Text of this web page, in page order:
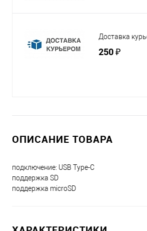
Доставка
250 ₽
ОПИСАНИЕ ТОВАРА
подключение: USB Type-C
поддержка SD
поддержка microSD